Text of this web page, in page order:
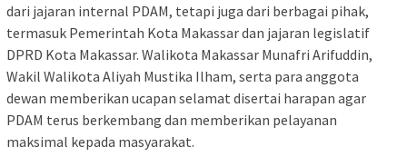
dari jajaran internal PDAM, tetapi juga dari berbagai pihak,
termasuk Pemerintah Kota Makassar dan jajaran legislatif
DPRD Kota Makassar. Walikota Makassar Munafri Arifuddin,
Wakil Walikota Aliyah Mustika Ilham, serta para anggota
dewan memberikan ucapan selamat disertai harapan agar
PDAM terus berkembang dan memberikan pelayanan
maksimal kepada masyarakat.